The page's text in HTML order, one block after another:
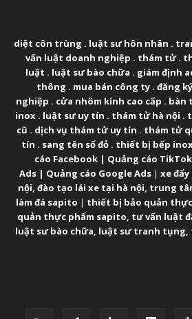
diệt côn trùng . luật sư hôn nhân .
vấn luật doanh nghiệp . thám tử.
luật . luật sư bào chữa . giám định
thông . mua bán công ty. đăng
nghiệp . cửa nhôm kính cao cấp . bàn
inox . luật sư uy tín . thám tử hà nội .
cũ . dịch vụ thám tử uy tín . thám tử
tín . sang tên sổ đỏ . thiết bị bếp
cáo Facebook| Quảng cáo TikTok
Ads| Quảng cáo Google Ads| xe
nội, đào tạo lái xe tại hà nội, trung
làm đá sapito | thiết bị bảo quản
quản thực phẩm sapito, tư vấn luật
luật sư bào chữa, luật sư tranh tụng,